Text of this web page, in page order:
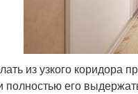
из узкого
полностью его